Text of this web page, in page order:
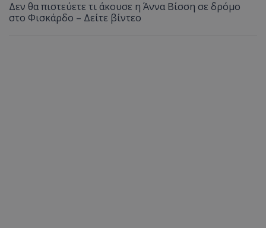
Δεν θα πιστεύετε τι άκουσε η Άννα Βίσση σε δρόμο
στο Φισκάρδο – Δείτε βίντεο